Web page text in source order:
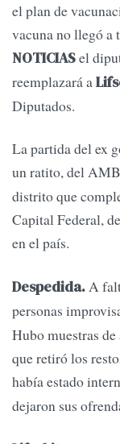
el plan de
vacuna no llegó a
NOTICIASel
reemplazará a
Diputados.
La partida del ex
un ratito, del
distrito que
Capital Federal,
en el país.
Despedida.A
personas
Hubo muestras
que retiró los
había estado
dejaron sus